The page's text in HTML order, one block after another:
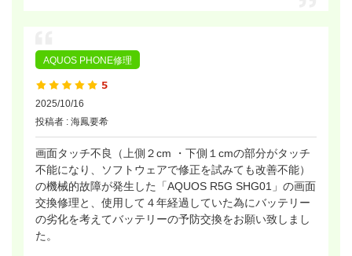
AQUOS PHONE修理
2025/10/16
投稿者 : 海鳳要希
画面タッチ不良（上側２cm ・下側１cmの部分がタッチ
不能になり、ソフトウェアで修正を試みても改善不能）
の機械的故障が発生した「AQUOS R5G SHG01」の画面
交換修理と、使用して４年経過していた為にバッテリー
の劣化を考えてバッテリーの予防交換をお願い致しまし
た。